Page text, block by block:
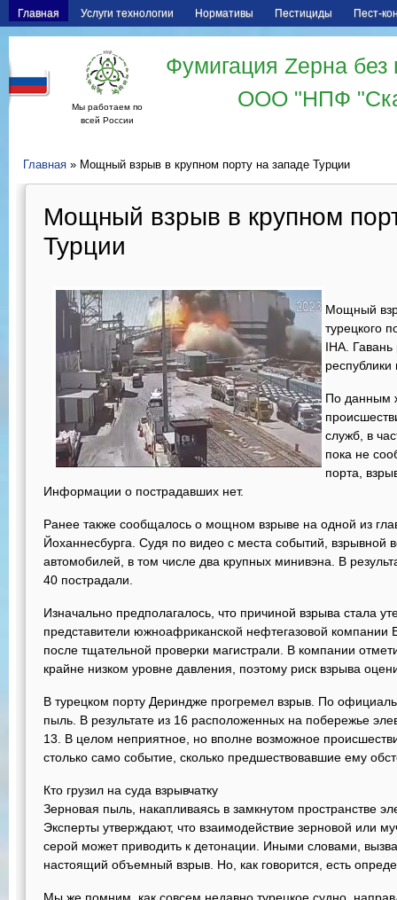
Главная Услуги технологии Нормативы Пестициды Пест-
Мы работаем по
всей России
Фумигация Zерна
ООО "НПФ
Главная » Мощный взрыв в крупном порту на западе Турции
Мощный взрыв в крупном
Турции
Мощный
турецкого
IHA.
По данным
служб, в
пока не
порта,
Информации о пострадавших нет.
Ранее также сообщалось о мощном взрыве на одной из
Йоханнесбурга. Судя по видео с места событий, взрывной
автомобилей, в том числе два крупных минивэна. В
40 пострадали.
Изначально предполагалось, что причиной взрыва стала
представители южноафриканской нефтегазовой компании
после тщательной проверки магистрали. В компании
крайне низком уровне давления, поэтому риск взрыва
В турецком порту Дериндже прогремел взрыв. По
пыль. В результате из 16 расположенных на побережье
13. В целом неприятное, но вполне возможное
столько само событие, сколько предшествовавшие ему
Кто грузил на суда взрывчатку
Зерновая пыль, накапливаясь в замкнутом пространстве
Эксперты утверждают, что взаимодействие зерновой или
серой может приводить к детонации. Иными словами,
настоящий объемный взрыв. Но, как говорится, есть